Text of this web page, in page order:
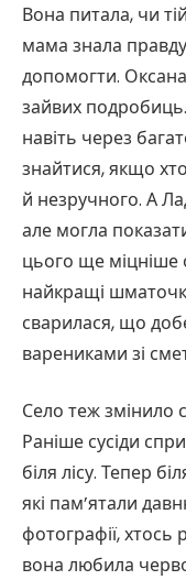
Вона питала, чи
мама знала
допомогти.
зайвих
навіть через
знайтися, якщо
й незручного. А
але могла
цього ще міцніше
найкращі
сварилася, що
варениками зі
Село теж змінило
Раніше сусіди
біля лісу. Тепер
які пам’ятали
фотографії, хтось
вона любила